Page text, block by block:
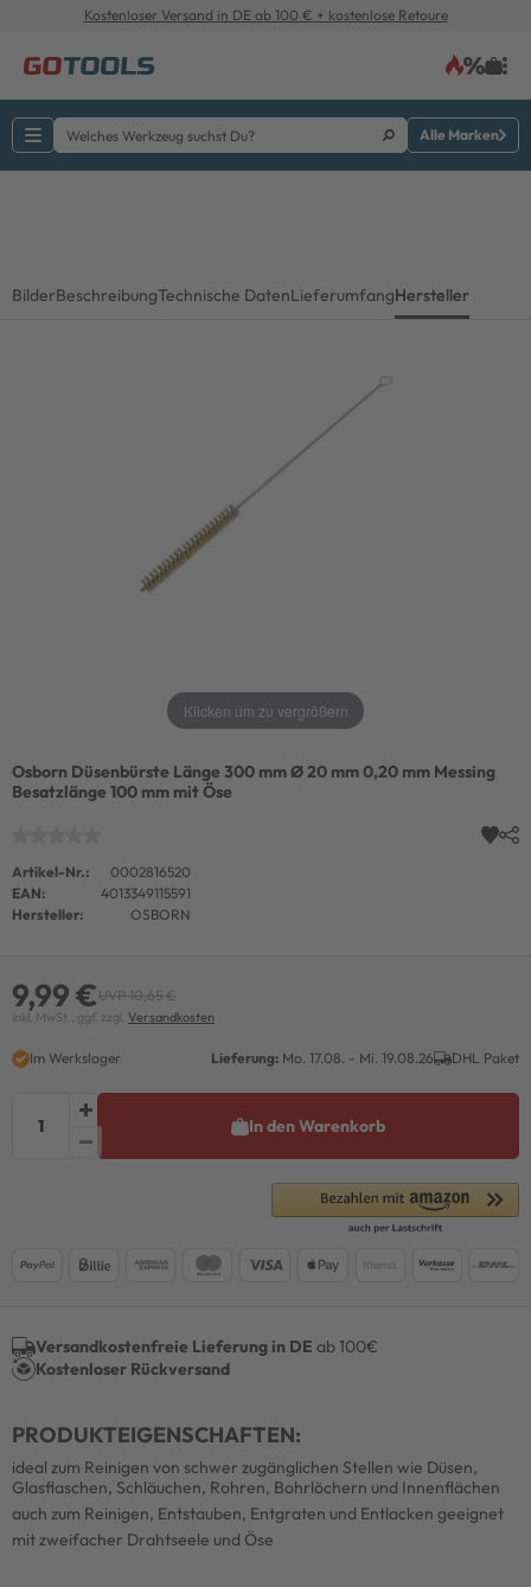
Kostenloser Versand in DE ab 100 € + kostenlose Retoure
Alle Marken
BilderBeschreibungTechnische DatenLieferumfangHersteller
Klicken um zu vergrößern
Osborn Düsenbürste Länge 300 mm Ø 20 mm 0,20 mm Messing
Besatzlänge 100 mm mit Öse
Artikel-Nr.:
0002816520
EAN:
4013349115591
Hersteller:
OSBORN
9,99 €UVP 10,65 €
inkl. MwSt., ggf. zzgl. Versandkosten
Im Werkslager Lieferung: Mo. 17.08. - Mi. 19.08.26 DHL Paket
In den Warenkorb
Versandkostenfreie Lieferung in DE ab 100€
Kostenloser Rückversand
PRODUKTEIGENSCHAFTEN:
ideal zum Reinigen von schwer zugänglichen Stellen wie Düsen,
Glasflaschen, Schläuchen, Rohren, Bohrlöchern und Innenflächen
auch zum Reinigen, Entstauben, Entgraten und Entlacken geeignet
mit zweifacher Drahtseele und Öse